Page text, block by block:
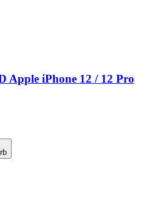
Apple iPhone 12 / 12 Pro